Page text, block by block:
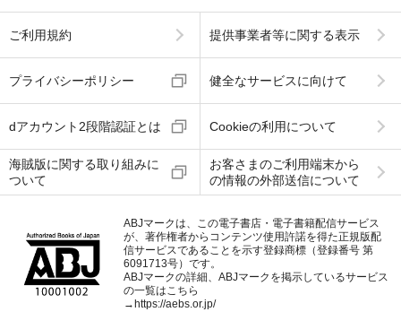
ご利用規約 提供事業者等に関する表示
プライバシーポリシー 健全なサービスに向けて
dアカウント2段階認証とは Cookieの利用について
海賊版に関する取り組みに
ついて
お客さまのご利用端末から
の情報の外部送信について
ABJマークは、この電子書店・電子書籍配信サービス
が、著作権者からコンテンツ使用許諾を得た正規版配
信サービスであることを示す登録商標（登録番号 第
6091713号）です。
ABJマークの詳細、ABJマークを掲示しているサービス
の一覧はこちら
→ https://aebs.or.jp/